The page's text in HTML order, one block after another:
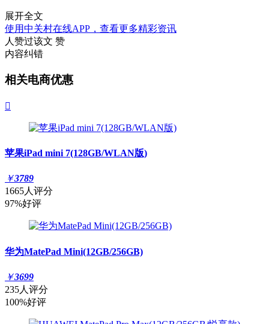
展开全文
使用中关村在线APP，查看更多精彩资讯
人赞过该文 赞
内容纠错
相关电商优惠

苹果iPad mini 7(128GB/WLAN版)
￥3789
1665人评分
97%好评
华为MatePad Mini(12GB/256GB)
￥3699
235人评分
100%好评